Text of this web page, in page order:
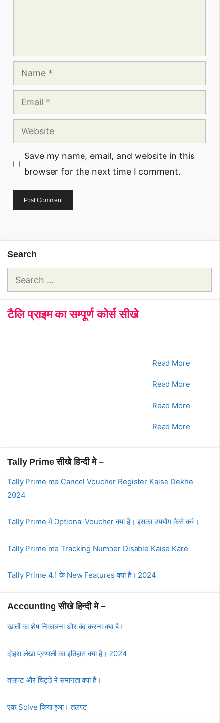
Name
Email
Website
Save my name, email, and website in this
browser for the next time I comment.
Search
Search
टैलि प्राइम का सम्पूर्ण कोर्स सीखे
Read More
Read More
Read More
Read More
Tally Prime सीखे हिन्दी मे –
Tally Prime me Cancel Voucher Register Kaise Dekhe
2024
Tally Prime मे Optional Voucher क्या है। इसका उपयोग कैसे करे।
Tally Prime me Tracking Number Disable Kaise Kare
Tally Prime 4.1 के New Features क्या है। 2024
Accounting सीखे हिन्दी मे –
खातों का शेष निकालना और बंद करना क्या है।
दोहरा लेखा प्रणाली का इतिहास क्या है। 2024
तलपट और चिट्ठे मे समानता क्या है।
एक Solve किया हुआ। तलपट